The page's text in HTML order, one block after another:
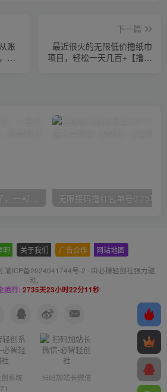
账
爆
下一篇
最近很火的无限低价撸纸巾
项目，轻松一天几百+【撸纸
明 关于我们 广告合作 网站地图
渝ICP备2024041744号-2 · 由必赚轻创社强力驱
动.
运行: 2735天23小时22分11秒
系统
扫码加站长微信